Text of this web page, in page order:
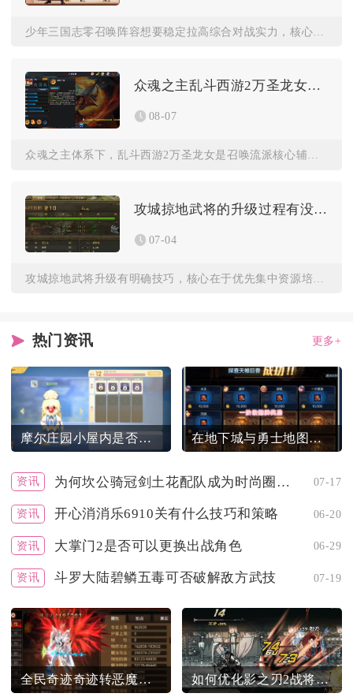
众魂之主乱斗西游2万圣龙女技能效果如何
08-07
众魂之主体系下，乱斗西游2万圣龙女是召唤流派核心辅助英雄，技...
攻城掠地武将的升级过程有没有什么技巧可言
07-04
热门资讯 更多+
摩尔庄园小屋内是否可以通过装饰来变方 在地下城与勇士地图中应该如何选择路径
资讯 为何坎公骑冠剑土花配队成为时尚圈的焦点 07-17
资讯 开心消消乐6910关有什么技巧和策略 06-20
资讯 大掌门2是否可以更换出战角色 06-29
资讯 斗罗大陆碧鳞五毒可否破解敌方武技 07-19
全民奇迹奇迹转恶魔后可掌握哪些技能 如何优化影之刃2战将的平衡性